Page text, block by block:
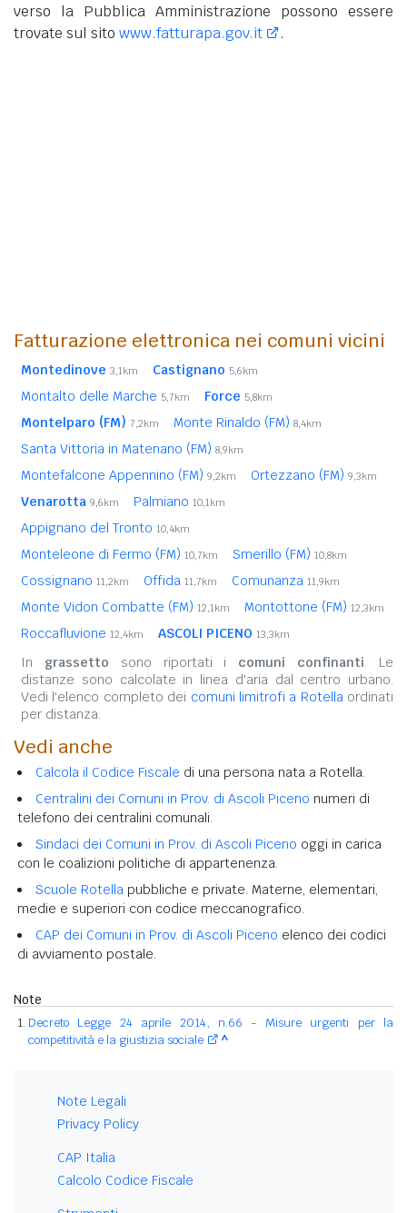
verso la Pubblica Amministrazione possono essere
trovate sul sito www.fatturapa.gov.it .
Fatturazione elettronica nei comuni vicini
Montedinove 3,1km Castignano 5,6km
Montalto delle Marche 5,7km Force 5,8km
Montelparo (FM) 7,2km Monte Rinaldo (FM) 8,4km
Santa Vittoria in Matenano (FM) 8,9km
Montefalcone Appennino (FM) 9,2km Ortezzano (FM) 9,3km
Venarotta 9,6km Palmiano 10,1km
Appignano del Tronto 10,4km
Monteleone di Fermo (FM) 10,7km Smerillo (FM) 10,8km
Cossignano 11,2km Offida 11,7km Comunanza 11,9km
Monte Vidon Combatte (FM) 12,1km Montottone (FM) 12,3km
Roccafluvione 12,4km ASCOLI PICENO 13,3km
In grassetto sono riportati i comuni confinanti. Le
distanze sono calcolate in linea d'aria dal centro urbano.
Vedi l'elenco completo dei comuni limitrofi a Rotellaordinati
per distanza.
Vedi anche
Calcola il Codice Fiscale di una persona nata a Rotella.
Centralini dei Comuni in Prov. di Ascoli Piceno numeri di
telefono dei centralini comunali.
Sindaci dei Comuni in Prov. di Ascoli Piceno oggi in carica
con le coalizioni politiche di appartenenza.
Scuole Rotella pubbliche e private. Materne, elementari,
medie e superiori con codice meccanografico.
CAP dei Comuni in Prov. di Ascoli Piceno elenco dei codici
di avviamento postale.
Note
Decreto Legge 24 aprile 2014, n.66 - Misure urgenti per la
competitività e la giustizia sociale
^
Note Legali
Privacy Policy
CAP Italia
Calcolo Codice Fiscale